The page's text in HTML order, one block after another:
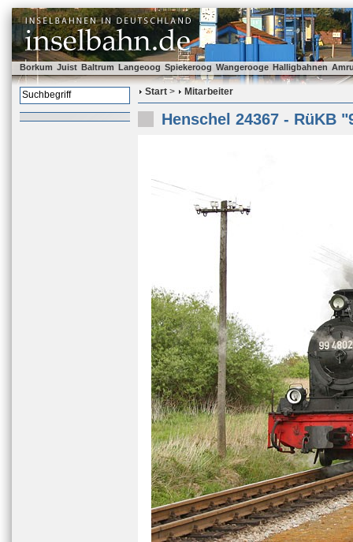
Borkum Juist Baltrum Langeoog Spiekeroog Wangerooge Halligbahnen
Start > Mitarbeiter
Henschel 24367 - RüKB